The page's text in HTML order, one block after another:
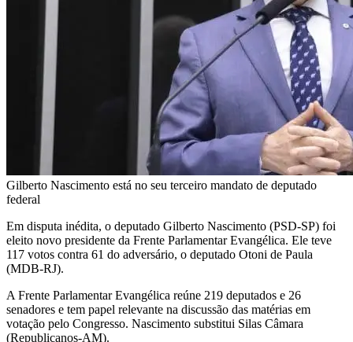
Gilberto Nascimento está no seu terceiro mandato de deputado
federal
Em disputa inédita, o deputado Gilberto Nascimento (PSD-SP) foi
eleito novo presidente da Frente Parlamentar Evangélica. Ele teve
117 votos contra 61 do adversário, o deputado Otoni de Paula
(MDB-RJ).
A Frente Parlamentar Evangélica reúne 219 deputados e 26
senadores e tem papel relevante na discussão das matérias em
votação pelo Congresso. Nascimento substitui Silas Câmara
(Republicanos-AM).